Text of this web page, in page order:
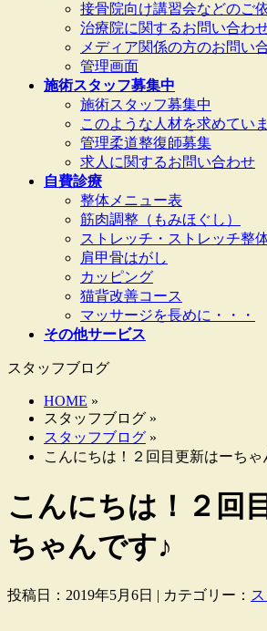
接骨院向け講習会などのご
治療院に関するお問い合わ
メディア関係の方のお問い
管理画面
施術スタッフ募集中
施術スタッフ募集中
このような人材を求めてい
管理柔道整復師募集
求人に関するお問い合わせ
自費診療
整体メニュー表
筋肉調整（もみほぐし）
ストレッチ・ストレッチ整
肩甲骨はがし
カッピング
猫背改善コース
マッサージを長めに・・・
その他サービス
スタッフブログ
HOME »
スタッフブログ »
スタッフブログ »
こんにちは！２回目更新はーちゃ
こんにちは！２回
ちゃんです♪
投稿日：2019年5月6日 | カテゴリー：